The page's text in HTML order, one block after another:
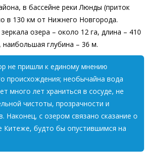
в бассейне реки Люнды (приток
в 130 км от Нижнего Новгорода.
озера – около 12 га, длина – 410
глубина – 36 м.
не пришли к единому мнению
происхождения; необычайна вода
много лет храниться в сосуде, не
чистоты, прозрачности и
Наконец, с озером связано сказание о
Китеже, будто бы опустившимся на